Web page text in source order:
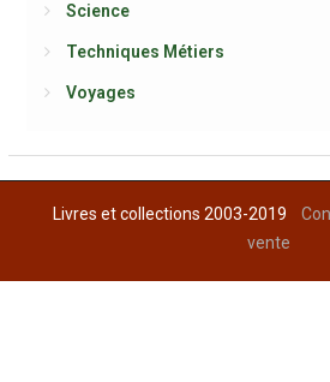
Science
Techniques Métiers
Voyages
Livres et collections 2003-2019
vente